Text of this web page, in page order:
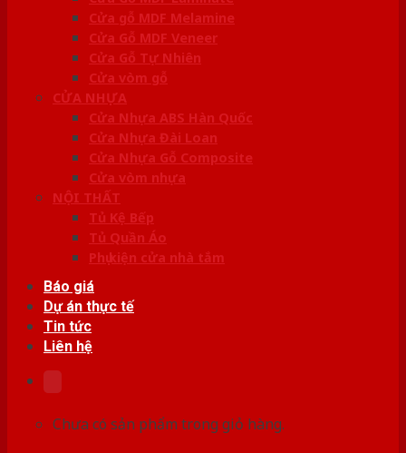
Cửa gỗ MDF Melamine
Cửa Gỗ MDF Veneer
Cửa Gỗ Tự Nhiên
Cửa vòm gỗ
CỬA NHỰA
Cửa Nhựa ABS Hàn Quốc
Cửa Nhựa Đài Loan
Cửa Nhựa Gỗ Composite
Cửa vòm nhựa
NỘI THẤT
Tủ Kệ Bếp
Tủ Quần Áo
Phụ kiện cửa nhà tắm
Báo giá
Dự án thực tế
Tin tức
Liên hệ
Chưa có sản phẩm trong giỏ hàng.